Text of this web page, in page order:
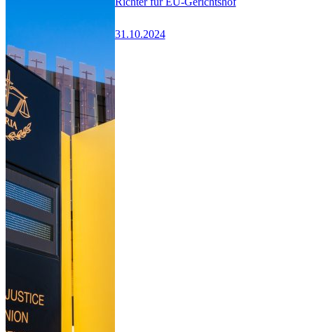
31.10.2024